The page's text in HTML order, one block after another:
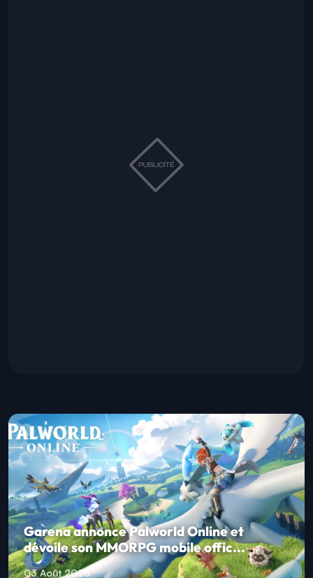
Garena annonce Palworld Online et
dévoile son MMORPG mobile offic...
03 Août 2026